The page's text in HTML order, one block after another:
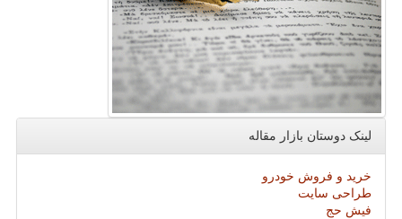
لینک دوستان بازار مقاله
خرید و فروش خودرو
طراحی سایت
فیش حج